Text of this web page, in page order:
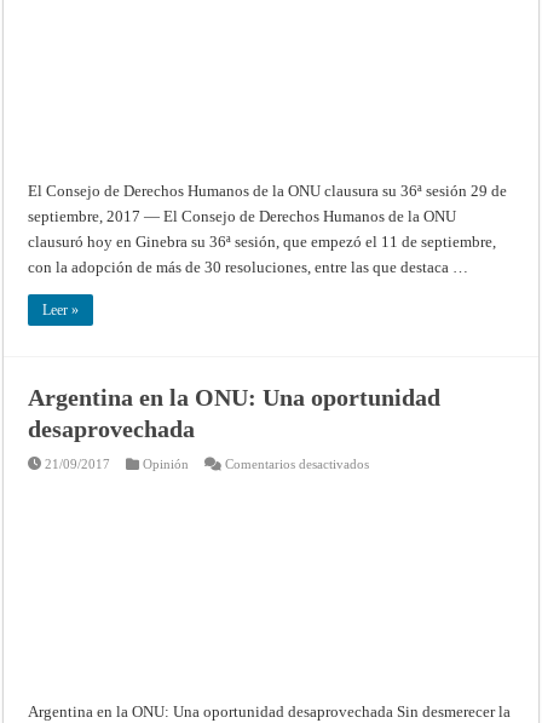
El Consejo de Derechos Humanos de la ONU clausura su 36ª sesión 29 de
septiembre, 2017 — El Consejo de Derechos Humanos de la ONU
clausuró hoy en Ginebra su 36ª sesión, que empezó el 11 de septiembre,
con la adopción de más de 30 resoluciones, entre las que destaca …
Leer »
Argentina en la ONU: Una oportunidad
desaprovechada
21/09/2017 Opinión Comentarios desactivadosen
Argentina en la ONU: Una oportunidad desaprovechada Sin desmerecer la